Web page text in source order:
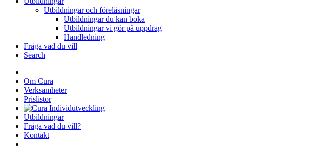
Utbildningar och föreläsningar
Utbildningar du kan boka
Utbildningar vi gör på uppdrag
Handledning
Fråga vad du vill
Search
Om Cura
Verksamheter
Prislistor
Utbildningar
Fråga vad du vill?
Kontakt